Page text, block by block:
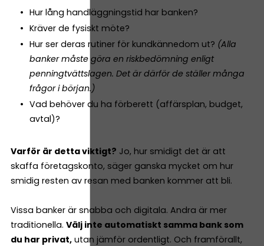
Hur lång handläggningstid har banken?
Kräver de fysiskt möte?
Hur ser deras rutiner för kundkännedom ut? (Alla
banker måste göra en riskbedömning enligt
penningtvättslagen. Det är därför de ställer många
frågor i början.)
Vad behöver du ha förberett (affärsplan, budget,
avtal)?
Varför är detta viktigt? Jo, hur smidigt det är att
skaffa företagskonto, säger ganska mycket om hur
smidig resten av resan med banken kommer att bli.
Vissa banker är snabba och digitala. Andra är mer
traditionella. Välj inte automatiskt samma bank som
du har privat, utan jämför ordentligt. Och framförallt,